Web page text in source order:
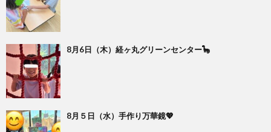
8月6日（木）経ヶ丸グリーンセンター🦕
8月５日（水）手作り万華鏡💖